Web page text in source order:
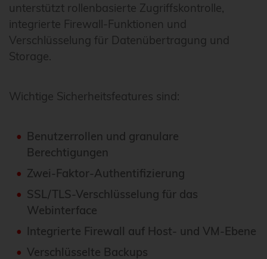
unterstützt rollenbasierte Zugriffskontrolle,
integrierte Firewall-Funktionen und
Verschlüsselung für Datenübertragung und
Storage.
Wichtige Sicherheitsfeatures sind:
Benutzerrollen und granulare
Berechtigungen
Zwei-Faktor-Authentifizierung
SSL/TLS-Verschlüsselung für das
Webinterface
Integrierte Firewall auf Host- und VM-Ebene
Verschlüsselte Backups